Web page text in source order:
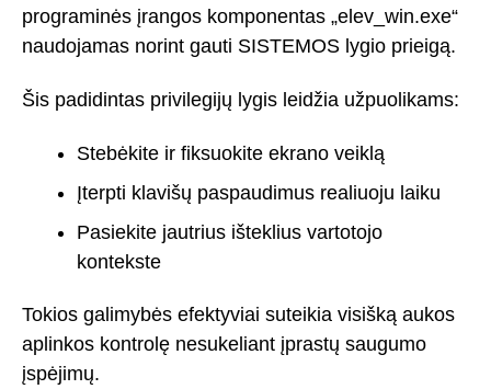
programinės įrangos komponentas „elev_win.exe“
naudojamas norint gauti SISTEMOS lygio prieigą.
Šis padidintas privilegijų lygis leidžia užpuolikams:
Stebėkite ir fiksuokite ekrano veiklą
Įterpti klavišų paspaudimus realiuoju laiku
Pasiekite jautrius išteklius vartotojo
kontekste
Tokios galimybės efektyviai suteikia visišką aukos
aplinkos kontrolę nesukeliant įprastų saugumo
įspėjimų.